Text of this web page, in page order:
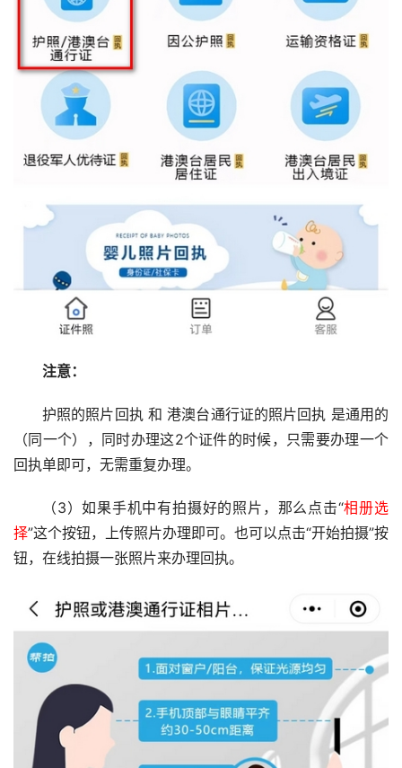
注意：
护照的照片回执 和 港澳台通行证的照片回执 是通用的
（同一个），同时办理这2个证件的时候，只需要办理一个
回执单即可，无需重复办理。
（3）如果手机中有拍摄好的照片，那么点击“相册选
择”这个按钮，上传照片办理即可。也可以点击“开始拍摄”按
钮，在线拍摄一张照片来办理回执。